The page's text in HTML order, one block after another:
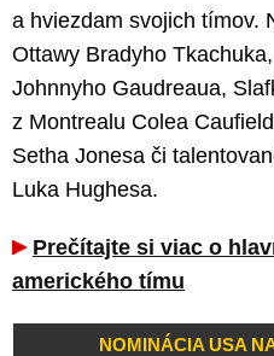
a hviezdam svojich tímov.
Ottawy Bradyho
Johnnyho Gaudreaua,
z Montrealu Colea
Setha Jonesa či
Luka Hughesa.
Prečítajte si viac o
amerického tímu
NOMINÁCIA USA